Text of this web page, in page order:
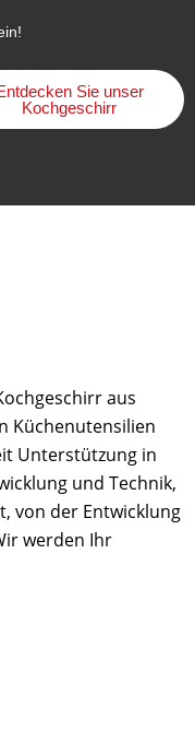
Sie unser
Kochgeschirr
aus
Küchenutensilien
Unterstützung in
und Technik,
von der Entwicklung
werden Ihr